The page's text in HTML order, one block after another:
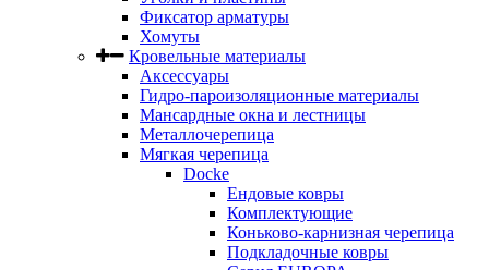
Фиксатор арматуры
Хомуты
Кровельные материалы
Аксессуары
Гидро-пароизоляционные материалы
Мансардные окна и лестницы
Металлочерепица
Мягкая черепица
Docke
Ендовые ковры
Комплектующие
Коньково-карнизная черепица
Подкладочные ковры